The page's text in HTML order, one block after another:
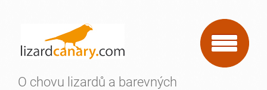
O chovu lizardů a barevných